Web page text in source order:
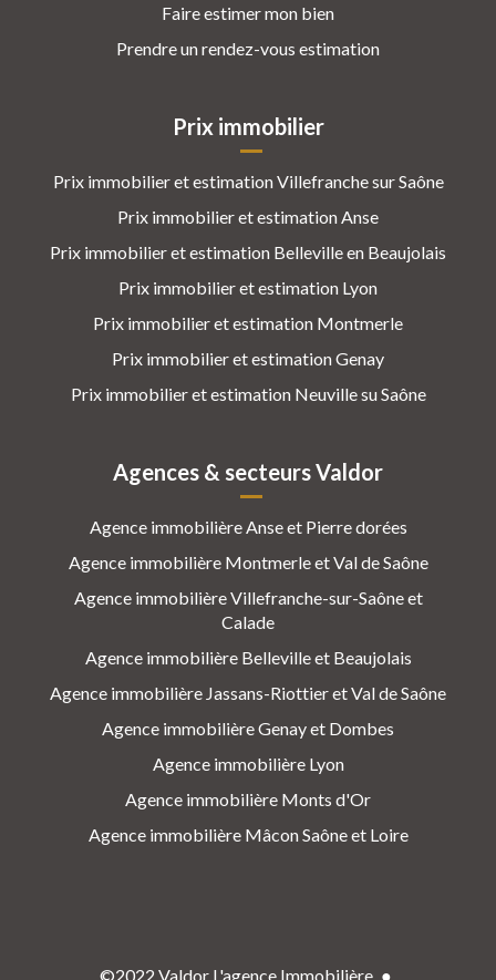
Faire estimer mon bien
Prendre un rendez-vous estimation
Prix immobilier
Prix immobilier et estimation Villefranche sur Saône
Prix immobilier et estimation Anse
Prix immobilier et estimation Belleville en Beaujolais
Prix immobilier et estimation Lyon
Prix immobilier et estimation Montmerle
Prix immobilier et estimation Genay
Prix immobilier et estimation Neuville su Saône
Agences & secteurs Valdor
Agence immobilière Anse et Pierre dorées
Agence immobilière Montmerle et Val de Saône
Agence immobilière Villefranche-sur-Saône et
Calade
Agence immobilière Belleville et Beaujolais
Agence immobilière Jassans-Riottier et Val de Saône
Agence immobilière Genay et Dombes
Agence immobilière Lyon
Agence immobilière Monts d'Or
Agence immobilière Mâcon Saône et Loire
©2022 Valdor L'agence Immobilière